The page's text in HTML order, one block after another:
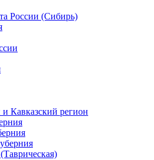
России (Сибирь)
Кавказский регион